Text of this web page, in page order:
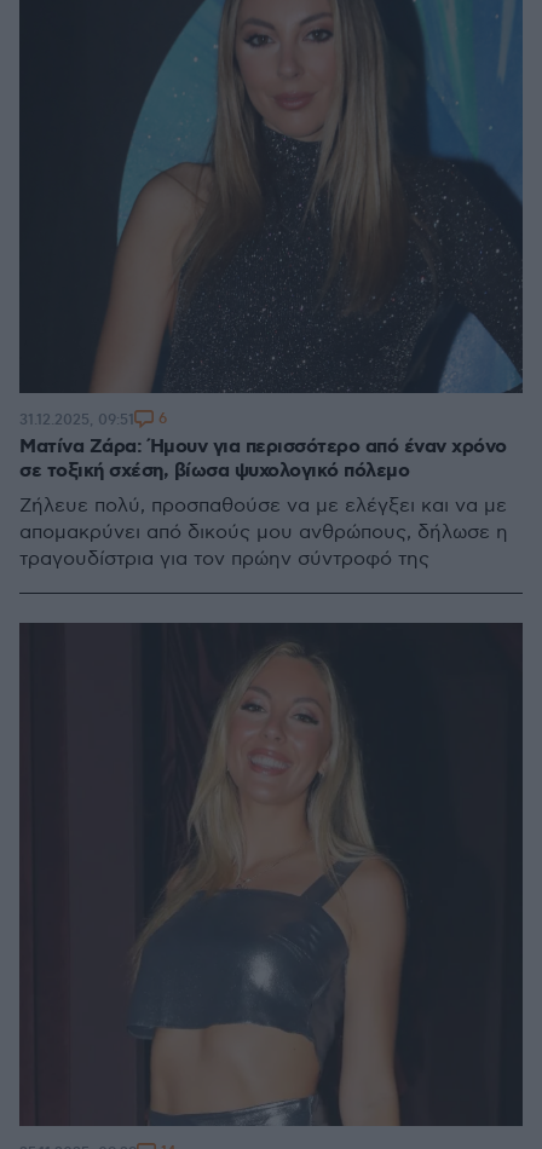
Ματίνα Ζάρα: Ήμουν για περισσότερο από έναν χρόνο
σε τοξική σχέση, βίωσα ψυχολογικό πόλεμο
Ζήλευε πολύ, προσπαθούσε να με ελέγξει και να με
απομακρύνει από δικούς μου ανθρώπους, δήλωσε η
τραγουδίστρια για τον πρώην σύντροφό της
31.12.2025, 09:51 6